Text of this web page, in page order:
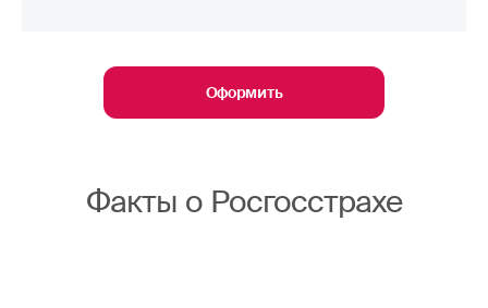
Оформить
Факты о Росгосстрахе